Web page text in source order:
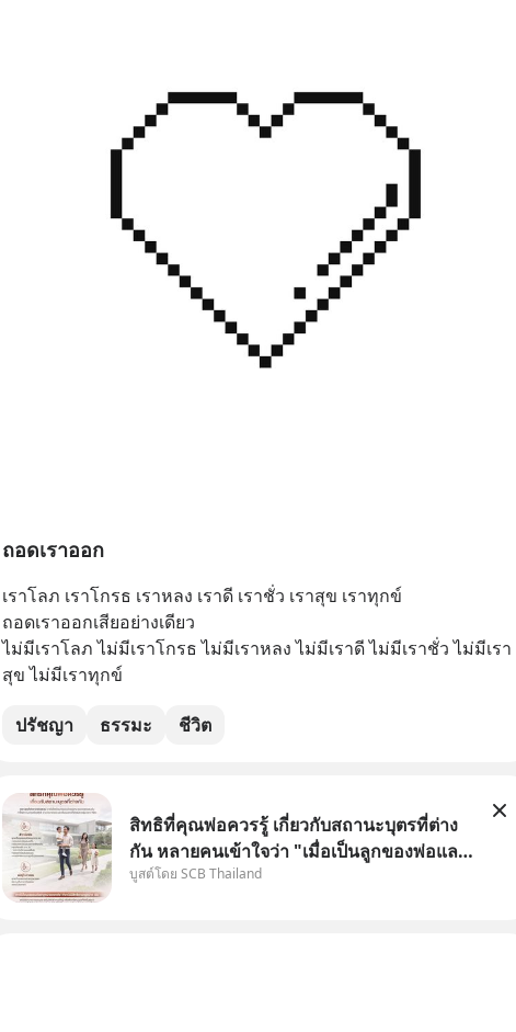
ถอดเราออก
เราโลภ เราโกรธ เราหลง เราดี เราชั่ว เราสุข เราทุกข์
ถอดเราออกเสียอย่างเดียว
ไม่มีเราโลภ ไม่มีเราโกรธ ไม่มีเราหลง ไม่มีเราดี ไม่มีเราชั่ว ไม่มีเรา
สุข ไม่มีเราทุกข์
ปรัชญา ธรรมะ ชีวิต
สิทธิที่คุณพ่อควรรู้ เกี่ยวกับสถานะบุตรที่ต่าง
กัน หลายคนเข้าใจว่า "เมื่อเป็นลูกของพ่อและ
แม่ ก็ย่อมเป็นบุตรชอบด้วยกฎหมายของทั้ง
บูสต์โดย SCB Thailand